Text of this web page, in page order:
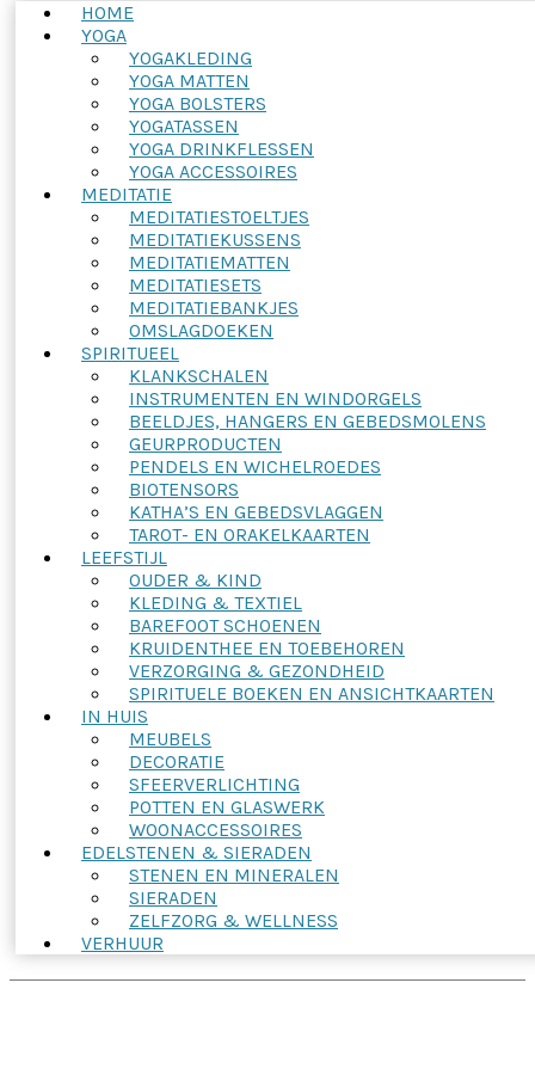
HOME
YOGA
YOGAKLEDING
YOGA MATTEN
YOGA BOLSTERS
YOGATASSEN
YOGA DRINKFLESSEN
YOGA ACCESSOIRES
MEDITATIE
MEDITATIESTOELTJES
MEDITATIEKUSSENS
MEDITATIEMATTEN
MEDITATIESETS
MEDITATIEBANKJES
OMSLAGDOEKEN
SPIRITUEEL
KLANKSCHALEN
INSTRUMENTEN EN WINDORGELS
BEELDJES, HANGERS EN GEBEDSMOLENS
GEURPRODUCTEN
PENDELS EN WICHELROEDES
BIOTENSORS
KATHA’S EN GEBEDSVLAGGEN
TAROT- EN ORAKELKAARTEN
LEEFSTIJL
OUDER & KIND
KLEDING & TEXTIEL
BAREFOOT SCHOENEN
KRUIDENTHEE EN TOEBEHOREN
VERZORGING & GEZONDHEID
SPIRITUELE BOEKEN EN ANSICHTKAARTEN
IN HUIS
MEUBELS
DECORATIE
SFEERVERLICHTING
POTTEN EN GLASWERK
WOONACCESSOIRES
EDELSTENEN & SIERADEN
STENEN EN MINERALEN
SIERADEN
ZELFZORG & WELLNESS
VERHUUR